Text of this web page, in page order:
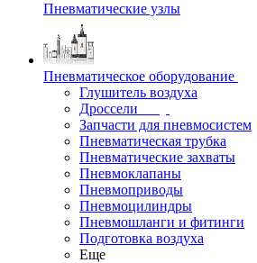
Пневматические узлы
Пневматическое оборудование
Глушитель воздуха
Дроссели
Запчасти для пневмосистем
Пневматическая трубка
Пневматические захваты
Пневмоклапаны
Пневмоприводы
Пневмоцилиндры
Пневмошланги и фитинги
Подготовка воздуха
Еще